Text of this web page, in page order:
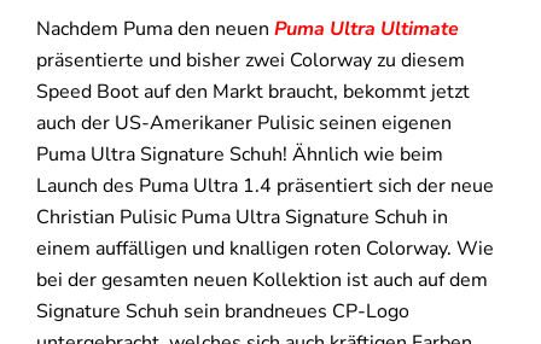
Nachdem Puma den neuen Puma Ultra Ultimate
präsentierte und bisher zwei Colorway zu diesem
Speed Boot auf den Markt braucht, bekommt jetzt
auch der US-Amerikaner Pulisic seinen eigenen
Puma Ultra Signature Schuh! Ähnlich wie beim
Launch des Puma Ultra 1.4 präsentiert sich der neue
Christian Pulisic Puma Ultra Signature Schuh in
einem auffälligen und knalligen roten Colorway. Wie
bei der gesamten neuen Kollektion ist auch auf dem
Signature Schuh sein brandneues CP-Logo